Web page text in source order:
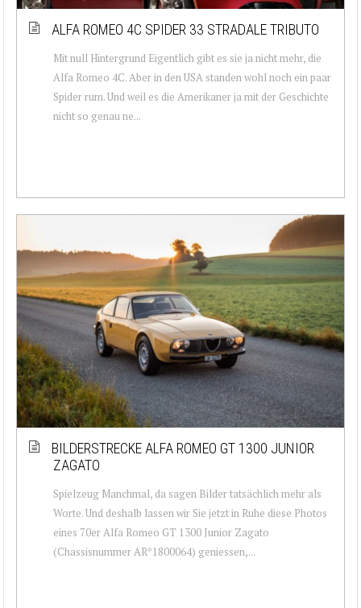
ALFA ROMEO 4C SPIDER 33 STRADALE TRIBUTO
Mit null Hintergrund Eigentlich gibt es sie ja nicht mehr, die
Alfa Romeo 4C. Aber in den USA standen wohl noch ein paar
Spider rum. Und weil es die Amerikaner ja mit der Geschichte
nicht so genau ne...
BILDERSTRECKE ALFA ROMEO GT 1300 JUNIOR
ZAGATO
Spielzeug Manchmal, da sagen Bilder tatsächlich mehr als
Worte. Und deshalb lassen wir Sie jetzt in Ruhe diese Photos
eines 70er Alfa Romeo GT 1300 Junior Zagato
(Chassisnummer AR*1800064) geniessen,...